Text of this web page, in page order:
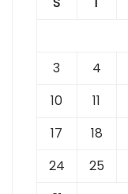
3
4
10
11
17
18
24
25